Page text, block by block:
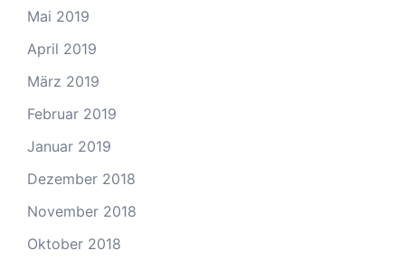
Mai 2019
April 2019
März 2019
Februar 2019
Januar 2019
Dezember 2018
November 2018
Oktober 2018